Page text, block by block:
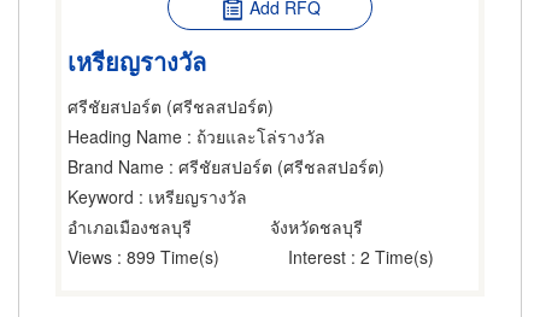
Add RFQ
เหรียญรางวัล
ศรีชัยสปอร์ต (ศรีชลสปอร์ต)
Heading Name : ถ้วยและโล่รางวัล
Brand Name : ศรีชัยสปอร์ต (ศรีชลสปอร์ต)
Keyword : เหรียญรางวัล
อำเภอเมืองชลบุรี
จังหวัดชลบุรี
Views : 899 Time(s) Interest : 2 Time(s)